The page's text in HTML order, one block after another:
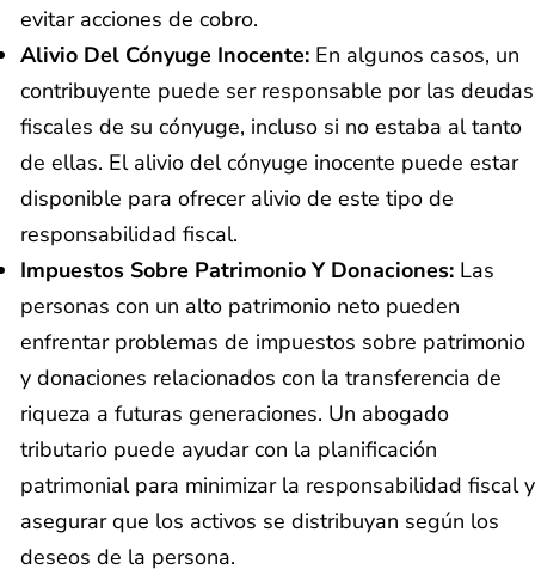
evitar acciones de cobro.
Alivio Del Cónyuge Inocente: En algunos casos, un
contribuyente puede ser responsable por las deudas
fiscales de su cónyuge, incluso si no estaba al tanto
de ellas. El alivio del cónyuge inocente puede estar
disponible para ofrecer alivio de este tipo de
responsabilidad fiscal.
Impuestos Sobre Patrimonio Y Donaciones: Las
personas con un alto patrimonio neto pueden
enfrentar problemas de impuestos sobre patrimonio
y donaciones relacionados con la transferencia de
riqueza a futuras generaciones. Un abogado
tributario puede ayudar con la planificación
patrimonial para minimizar la responsabilidad fiscal y
asegurar que los activos se distribuyan según los
deseos de la persona.